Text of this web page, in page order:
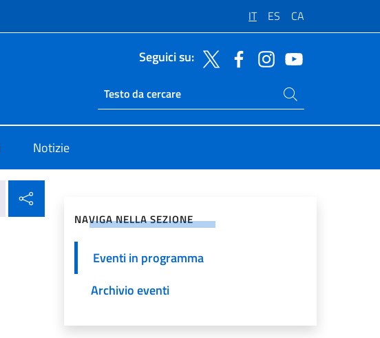
IT ES CA
Seguici su:
Ricerca sito live
Cerca nel sito
Notizie
NAVIGA NELLA SEZIONE
Eventi in programma
Archivio eventi